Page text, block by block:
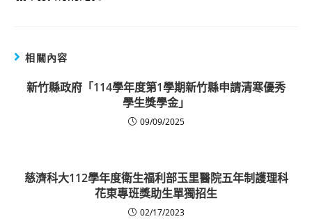
相關內容
新竹縣政府「114學年度第1學期新竹縣申請清寒優秀
學生獎學金」
09/09/2025
慈濟科大112學年度衛生福利部玉里醫院五年制護理科
花東專班獎助生單獨招生
02/17/2023